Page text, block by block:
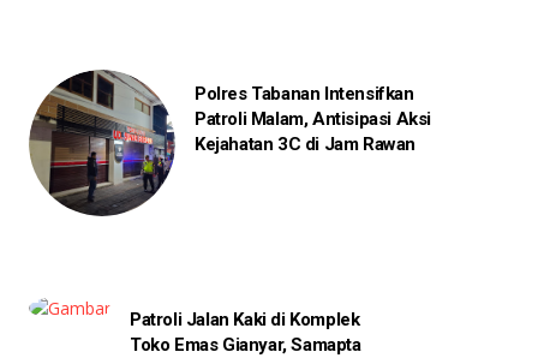
Polres Tabanan Intensifkan
Patroli Malam, Antisipasi Aksi
Kejahatan 3C di Jam Rawan
Patroli Jalan Kaki di Komplek
Toko Emas Gianyar, Samapta